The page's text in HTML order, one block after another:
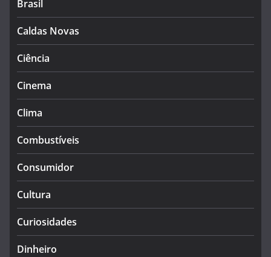
Brasil
Caldas Novas
Ciência
Cinema
Clima
Combustíveis
Consumidor
Cultura
Curiosidades
Dinheiro